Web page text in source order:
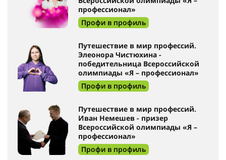
профессионал»
Профи в профиль
Путешествие в мир профессий.
Элеонора Чистюхина -
победительница Всероссийской
олимпиады «Я – профессионал»
Профи в профиль
Путешествие в мир профессий.
Иван Немешев - призер
Всероссийской олимпиады «Я –
профессионал»
Профи в профиль